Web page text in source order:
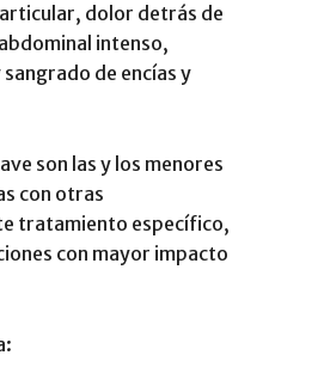
dolor detrás de
intenso,
de encías y
son las y los menores
con otras
tratamiento específico,
con mayor impacto